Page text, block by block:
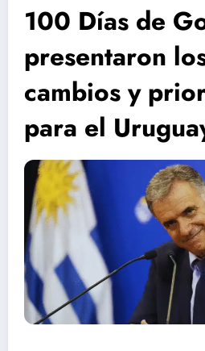
100 Días de
presentaron
cambios y
para el